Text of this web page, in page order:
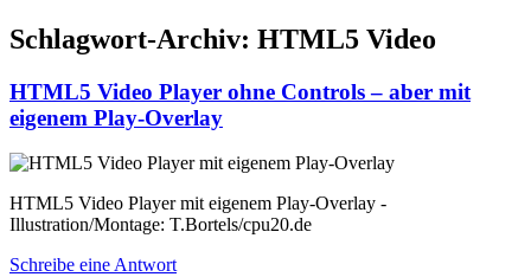
Schlagwort-Archiv: HTML5 Video
HTML5 Video Player ohne Controls – aber mit
eigenem Play-Overlay
HTML5 Video Player mit eigenem Play-Overlay -
Illustration/Montage: T.Bortels/cpu20.de
Schreibe eine Antwort